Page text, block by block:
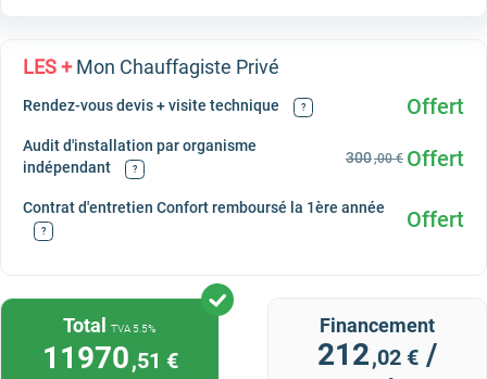
LES +Mon Chauffagiste Privé
Rendez-vous devis + visite technique ? Offert
Audit d'installation par organisme
indépendant
? Offert
300,00 €
Contrat d'entretien Confort remboursé la 1ère année
? Offert
TotalTVA 5.5%
11970,51 €
Financement
212,02 € /